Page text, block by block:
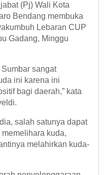
(Pj) Wali Kota
Bendang membuka
Lebaran CUP
Gadang, Minggu
sangat
ini karena ini
bagi daerah,” kata
salah satunya dapat
kuda,
melahirkan kuda-